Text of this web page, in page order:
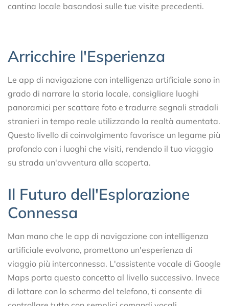
cantina locale basandosi sulle tue visite precedenti.
Arricchire l'Esperienza
Le app di navigazione con intelligenza artificiale sono in
grado di narrare la storia locale, consigliare luoghi
panoramici per scattare foto e tradurre segnali stradali
stranieri in tempo reale utilizzando la realtà aumentata.
Questo livello di coinvolgimento favorisce un legame più
profondo con i luoghi che visiti, rendendo il tuo viaggio
su strada un'avventura alla scoperta.
Il Futuro dell'Esplorazione
Connessa
Man mano che le app di navigazione con intelligenza
artificiale evolvono, promettono un'esperienza di
viaggio più interconnessa. L'assistente vocale di Google
Maps porta questo concetto al livello successivo. Invece
di lottare con lo schermo del telefono, ti consente di